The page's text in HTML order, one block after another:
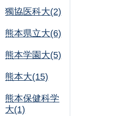
獨協医科大(2)
熊本県立大(6)
熊本学園大(5)
熊本大(15)
熊本保健科学
大(1)